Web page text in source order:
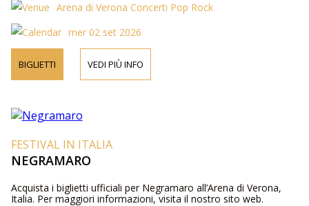
Arena di Verona Concerti Pop Rock
mer 02 set 2026
BIGLIETTI VEDI PIÙ INFO
FESTIVAL IN ITALIA
NEGRAMARO
Acquista i biglietti ufficiali per Negramaro all’Arena di Verona,
Italia. Per maggiori informazioni, visita il nostro sito web.